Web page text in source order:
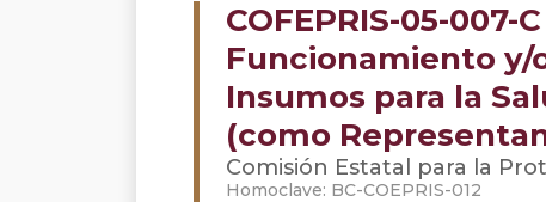
COFEPRIS-05-
Funcionamiento y/
Insumos para la
(como
Comisión Estatal para la
Homoclave: BC-COEPRIS-012